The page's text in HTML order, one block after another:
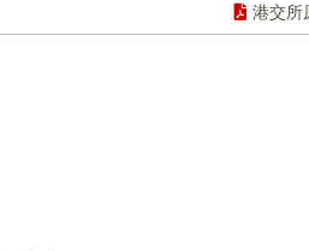
港交所